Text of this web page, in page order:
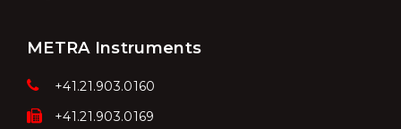
METRA Instruments
+41.21.903.0160
+41.21.903.0169